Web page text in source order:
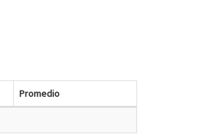
Promedio